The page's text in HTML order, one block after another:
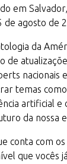
em
de agosto de
da
de
nacionais
temas
artificial e
da nossa
conta com os
que vocês